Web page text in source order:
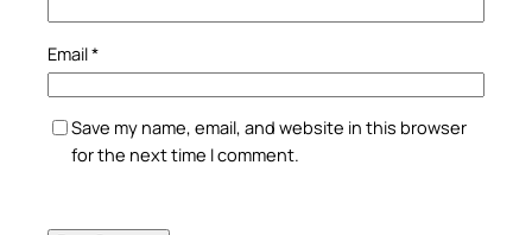
Email*
Save my name, email, and website in this browser
for the next time I comment.